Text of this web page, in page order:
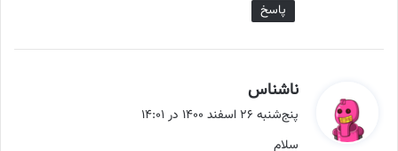
پاسخ
ناشناس
ف پنج‌شنبه ۲۶ اسفند ۱۴۰۰ در ۱۴:۰۱
سلام